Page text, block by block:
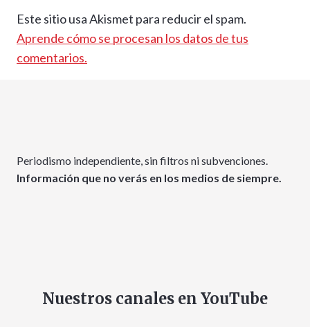
Este sitio usa Akismet para reducir el spam.
Aprende cómo se procesan los datos de tus
comentarios.
Periodismo independiente, sin filtros ni subvenciones.
Información que no verás en los medios de siempre.
Nuestros canales en YouTube